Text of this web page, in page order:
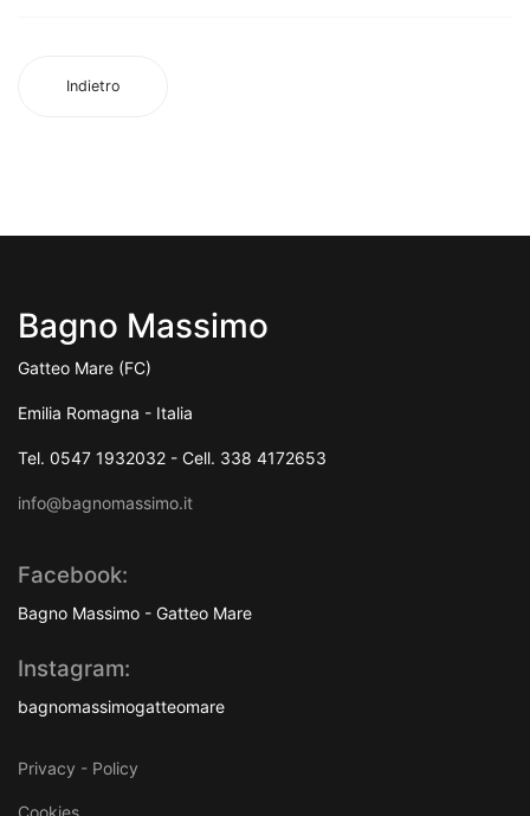
Indietro
Bagno Massimo
Gatteo Mare (FC)
Emilia Romagna - Italia
Tel. 0547 1932032 - Cell. 338 4172653
info@bagnomassimo.it
Facebook:
Bagno Massimo - Gatteo Mare
Instagram:
bagnomassimogatteomare
Privacy - Policy
Cookies